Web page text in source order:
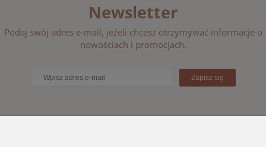
Newsletter
Podaj swój adres e-mail, jeżeli chcesz otrzymywać informacje o
nowościach i promocjach.
Zapisz się